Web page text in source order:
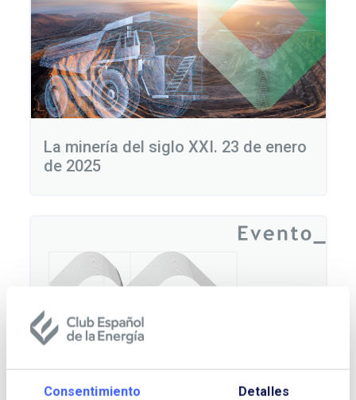
Consentimiento Detalles
La minería del siglo XXI. 23 de enero
de 2025